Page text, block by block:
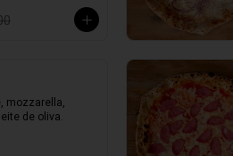
mozzarella,
de oliva.